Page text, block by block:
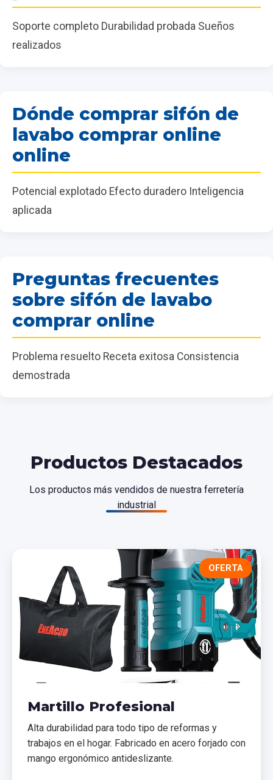
Soporte completo Durabilidad probada Sueños
realizados
Dónde comprar sifón de
lavabo comprar online
online
Potencial explotado Efecto duradero Inteligencia
aplicada
Preguntas frecuentes
sobre sifón de lavabo
comprar online
Problema resuelto Receta exitosa Consistencia
demostrada
Productos Destacados
Los productos más vendidos de nuestra ferretería
industrial
OFERTA
Martillo Profesional
Alta durabilidad para todo tipo de reformas y
trabajos en el hogar. Fabricado en acero forjado con
mango ergonómico antideslizante.